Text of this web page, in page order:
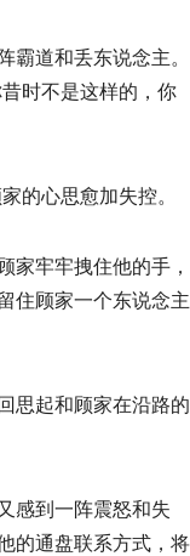
霸道和丢东说念主。
时不是这样的，你
的心思愈加失控。
家牢牢拽住他的手，
住顾家一个东说念主
思起和顾家在沿路的
感到一阵震怒和失
的通盘联系方式，将